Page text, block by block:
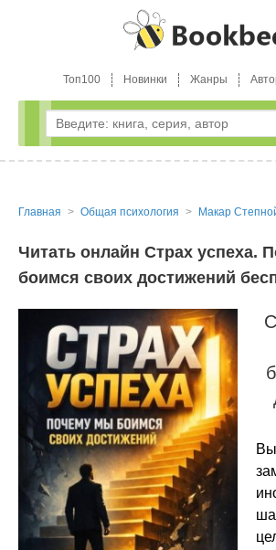
Топ100 Новинки Жанры
Главная Общая психология Макар
Читать онлайн Страх успеха.
боимся своих достижений
Вы